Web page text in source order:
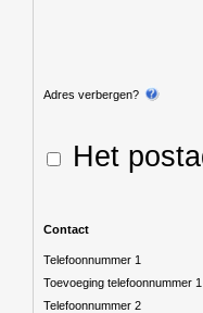
Adres verbergen?
Het
Contact
Telefoonnummer 1
Toevoeging telefoonnummer 1
Telefoonnummer 2